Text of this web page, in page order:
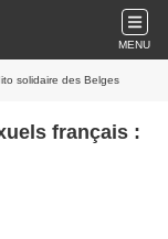
MENU
solidaire des Belges
français :